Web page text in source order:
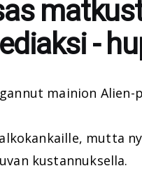
-
mainion Alien-
mutta
kustannuksella.